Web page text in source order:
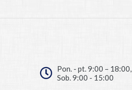
Pon. - pt. 9:00 – 18:00,
Sob. 9:00 - 15:00